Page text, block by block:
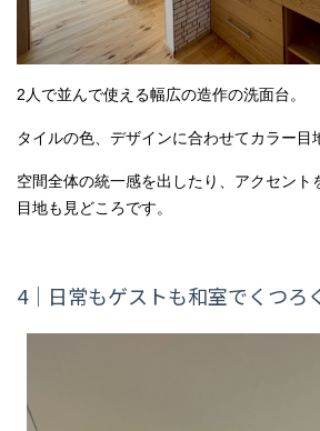
2人で並んで使える幅広の造作の洗面台。
タイルの色、デザインに合わせてカラー目
空間全体の統一感を出したり、アクセント
目地も見どころです。
4｜日常もゲストも和室でくつろ